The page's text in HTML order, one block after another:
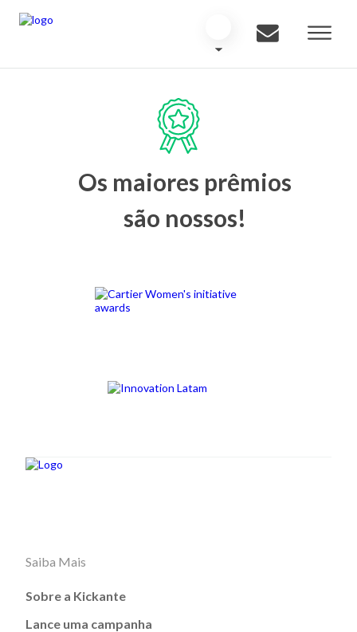
Os maiores prêmios
são nossos!
Saiba Mais
Sobre a Kickante
Lance uma campanha